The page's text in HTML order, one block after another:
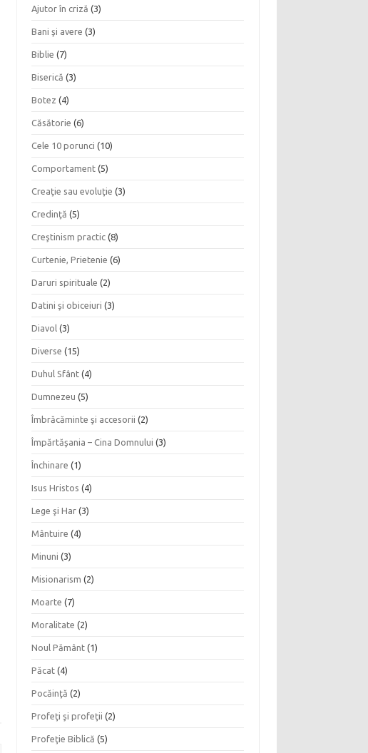
Ajutor în criză (3)
Bani şi avere (3)
Biblie (7)
Biserică (3)
Botez (4)
Căsătorie (6)
Cele 10 porunci (10)
Comportament (5)
Creaţie sau evoluţie (3)
Credinţă (5)
Creştinism practic (8)
Curtenie, Prietenie (6)
Daruri spirituale (2)
Datini şi obiceiuri (3)
Diavol (3)
Diverse (15)
Duhul Sfânt (4)
Dumnezeu (5)
Îmbrăcăminte şi accesorii (2)
Împărtăşania – Cina Domnului (3)
Închinare (1)
Isus Hristos (4)
Lege şi Har (3)
Mântuire (4)
Minuni (3)
Misionarism (2)
Moarte (7)
Moralitate (2)
Noul Pământ (1)
Păcat (4)
Pocăinţă (2)
Profeţi şi profeţii (2)
Profeţie Biblică (5)